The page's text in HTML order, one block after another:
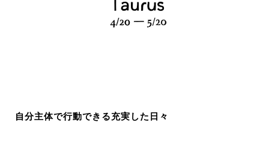
自分主体で行動できる充実した日々